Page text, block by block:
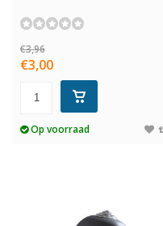
€3,96
€3,00
Op voorraad